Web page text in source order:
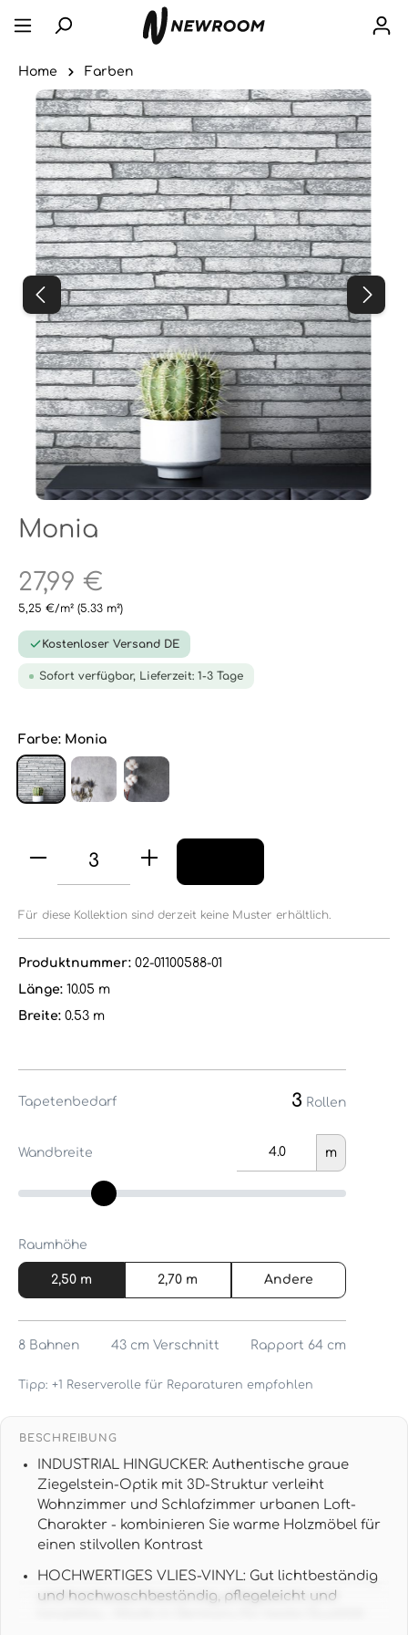
Home Farben
Monia
27,99 €
5,25 €/m² (5.33 m²)
Kostenloser Versand DE
Sofort verfügbar, Lieferzeit: 1-3 Tage
Farbe: Monia
Für diese Kollektion sind derzeit keine Muster erhältlich.
Produktnummer: 02-01100588-01
Länge: 10.05 m
Breite: 0.53 m
Tapetenbedarf 3 Rollen
Wandbreite m
Raumhöhe
2,50 m 2,70 m Andere
8 Bahnen 43 cm Verschnitt Rapport 64 cm
Tipp: +1 Reserverolle für Reparaturen empfohlen
BESCHREIBUNG
INDUSTRIAL HINGUCKER: Authentische graue
Ziegelstein-Optik mit 3D-Struktur verleiht
Wohnzimmer und Schlafzimmer urbanen Loft-
Charakter - kombinieren Sie warme Holzmöbel für
einen stilvollen Kontrast
HOCHWERTIGES VLIES-VINYL: Gut lichtbeständig
und hochwaschbeständig, pflegeleicht und